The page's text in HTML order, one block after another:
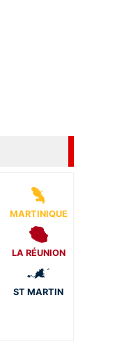
MARTINIQUE
LA RÉUNION
ST MARTIN